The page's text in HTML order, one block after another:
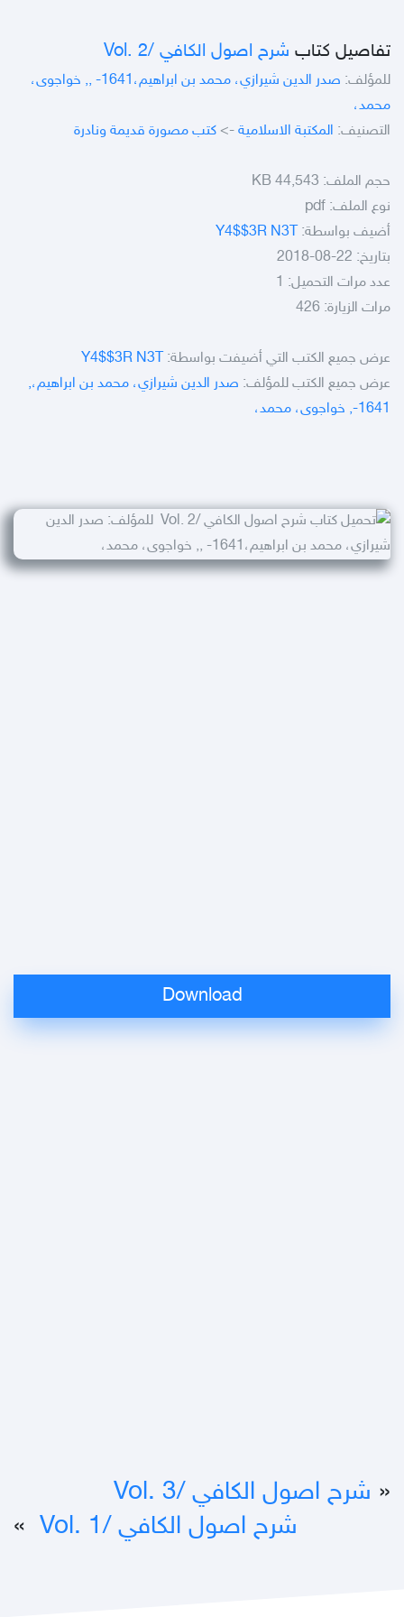
تفاصيل كتاب شرح اصول الكافي /‎ Vol. 2
للمؤلف:
صدر الدين شيرازي، محمد بن ابراهيم،‎, -1641, خواجوى،
محمد،
التصنيف: المكتبة الاسلامية -> كتب مصورة قديمة ونادرة
حجم الملف: 44,543 KB
نوع الملف: pdf
أضيف بواسطة: Y4$$3R N3T
بتاريخ: 22-08-2018
عدد مرات التحميل: 1
مرات الزيارة: 426
عرض جميع الكتب التي أضيفت بواسطة: Y4$$3R N3T
عرض جميع الكتب للمؤلف:
صدر الدين شيرازي، محمد بن ابراهيم،‎,
-1641, خواجوى، محمد،
« شرح اصول الكافي /‎ Vol. 3
شرح اصول الكافي /‎ Vol. 1
»